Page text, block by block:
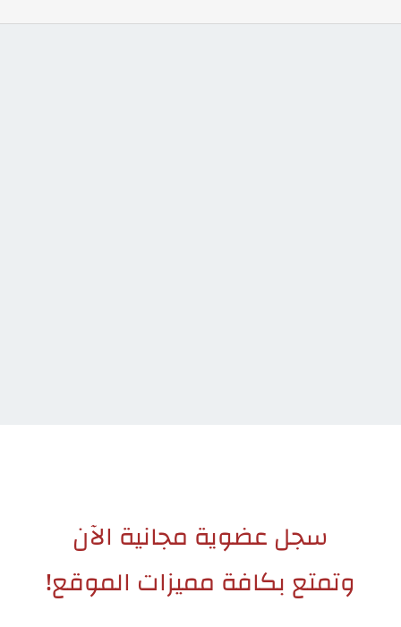
سجل عضوية مجانية الآن
وتمتع بكافة مميزات الموقع!